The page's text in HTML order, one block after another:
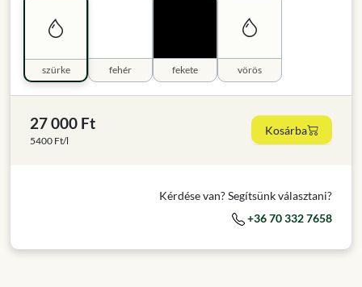
fehér fekete
szürke vörös
27 000 Ft
5400 Ft/l
Kosárba
Kérdése van? Segítsünk választani?
+36 70 332 7658